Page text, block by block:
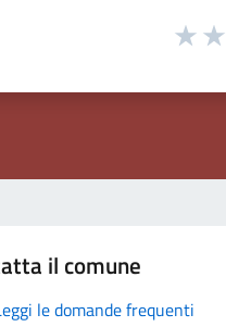
il comune
le domande frequenti